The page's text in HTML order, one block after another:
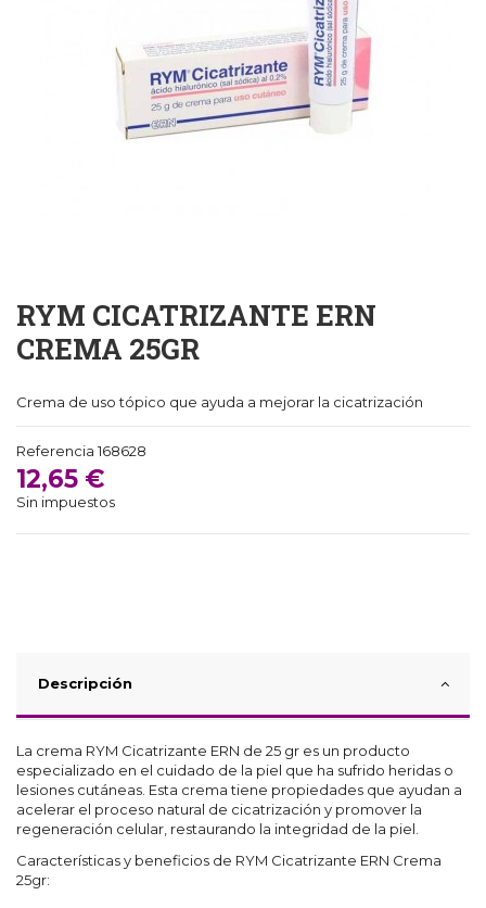
RYM CICATRIZANTE ERN
CREMA 25GR
Crema de uso tópico que ayuda a mejorar la cicatrización
Referencia 168628
12,65 €
Sin impuestos
Descripción
La crema RYM Cicatrizante ERN de 25 gr es un producto
especializado en el cuidado de la piel que ha sufrido heridas o
lesiones cutáneas. Esta crema tiene propiedades que ayudan a
acelerar el proceso natural de cicatrización y promover la
regeneración celular, restaurando la integridad de la piel.
Características y beneficios de RYM Cicatrizante ERN Crema
25gr: